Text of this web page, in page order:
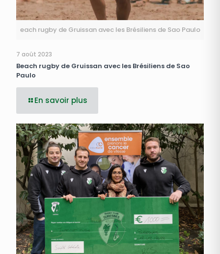
each rugby de Gruissan avec les Brésiliens de Sao Paulo
7 août 2023
Beach rugby de Gruissan avec les Brésiliens de Sao
Paulo
En savoir plus